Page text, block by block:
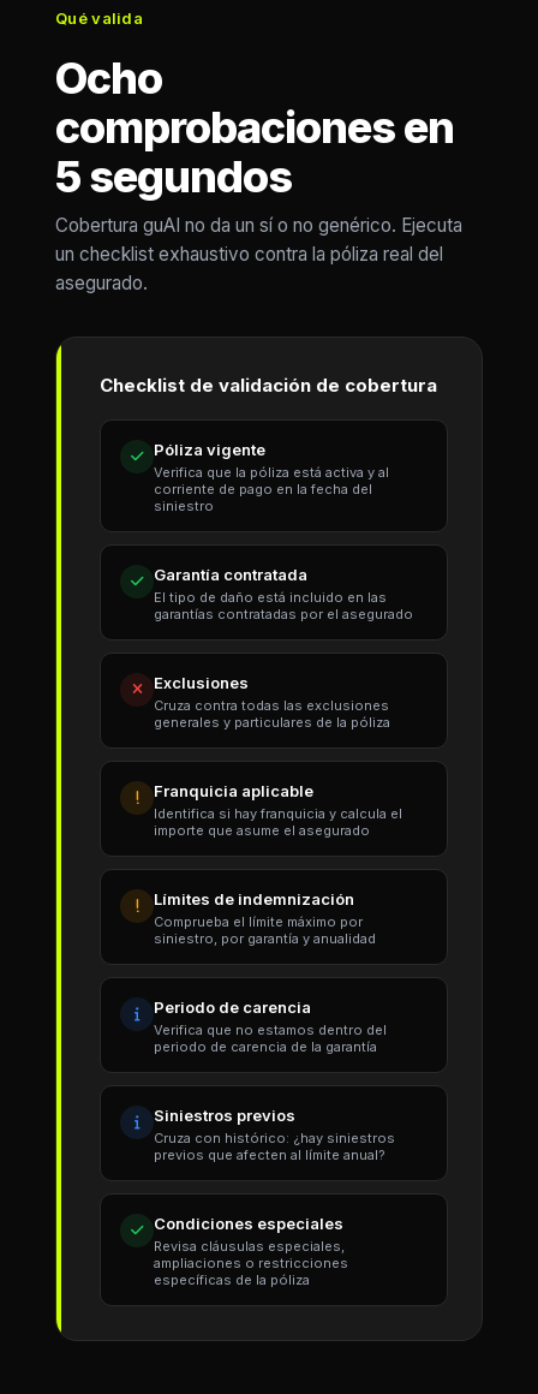
Qué valida
Ocho
comprobaciones en
5 segundos
Cobertura guAI no da un sí o no genérico. Ejecuta
un checklist exhaustivo contra la póliza real del
asegurado.
Checklist de validación de cobertura
Póliza vigente
Verifica que la póliza está activa y al
corriente de pago en la fecha del
siniestro
Garantía contratada
El tipo de daño está incluido en las
garantías contratadas por el asegurado
Exclusiones
Cruza contra todas las exclusiones
generales y particulares de la póliza
Franquicia aplicable
Identifica si hay franquicia y calcula el
importe que asume el asegurado
Límites de indemnización
Comprueba el límite máximo por
siniestro, por garantía y anualidad
Periodo de carencia
Verifica que no estamos dentro del
periodo de carencia de la garantía
Siniestros previos
Cruza con histórico: ¿hay siniestros
previos que afecten al límite anual?
Condiciones especiales
Revisa cláusulas especiales,
ampliaciones o restricciones
específicas de la póliza